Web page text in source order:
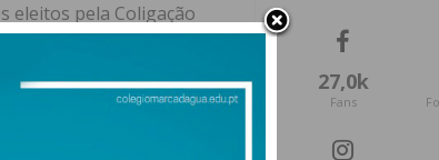
eleitos pela Coligação
Santa e Capela
socialistas de Rio Mau e
27,0k
Fans